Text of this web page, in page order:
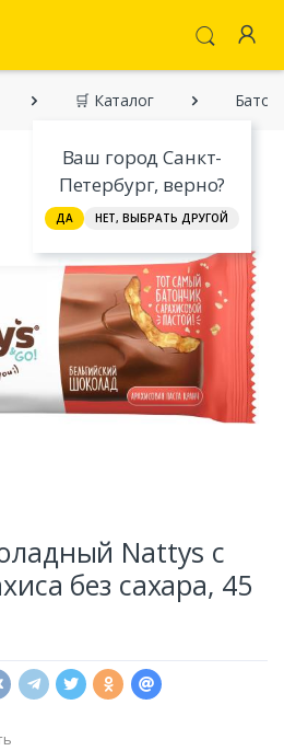
Ваш город Санкт-
Петербург, верно?
ДА НЕТ, ВЫБРАТЬ ДРУГОЙ
🛒 Каталог
Nattys с
без сахара, 45